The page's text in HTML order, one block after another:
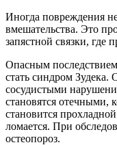
Иногда повреждения
вмешательства. Это
запястной связки, где
Опасным
стать синдром Зудека.
сосудистыми
становятся отечными,
становится
ломается. При
остеопороз.